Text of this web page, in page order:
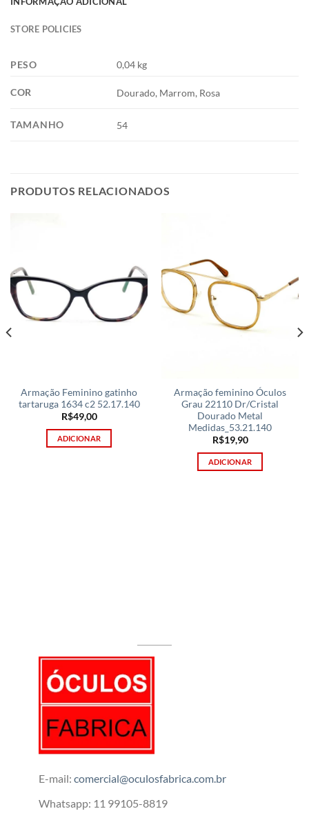
STORE POLICIES
PESO 0,04 kg
COR Dourado, Marrom, Rosa
TAMANHO 54
PRODUTOS RELACIONADOS
Armação Feminino gatinho
tartaruga 1634 c2 52.17.140
R$49,00
ADICIONAR
Armação feminino Óculos
Grau 22110 Dr/Cristal
Dourado Metal
Medidas_53.21.140
R$19,90
ADICIONAR
E-mail: comercial@oculosfabrica.com.br
Whatsapp: 11 99105-8819